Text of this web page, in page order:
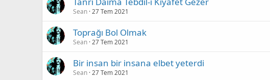
Sean 27 Tem 2021
Toprağı Bol Olmak
Sean 27 Tem 2021
Bir insan bir insana elbet yeterdi
Sean 27 Tem 2021